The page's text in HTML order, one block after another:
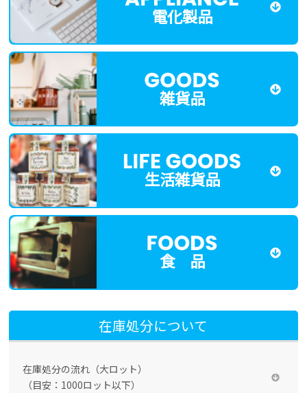
電化製品
雑貨品
生活雑貨品
食 品
在庫処分について
在庫処分の流れ（大ロット）
（目安：1000ロット以下）